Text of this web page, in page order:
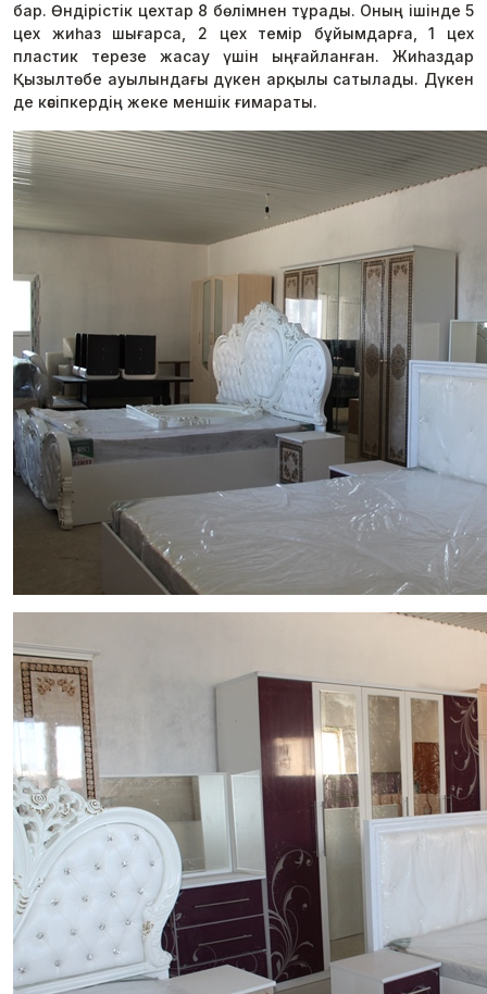
бар. Өндірістік цехтар 8 бөлімнен тұрады. Оның ішінде 5
цех жиһаз шығарса, 2 цех темір бұйымдарға, 1 цех
пластик терезе жасау үшін ыңғайланған. Жиһаздар
Қызылтөбе ауылындағы дүкен арқылы сатылады. Дүкен
де кәсіпкердің жеке меншік ғимараты.